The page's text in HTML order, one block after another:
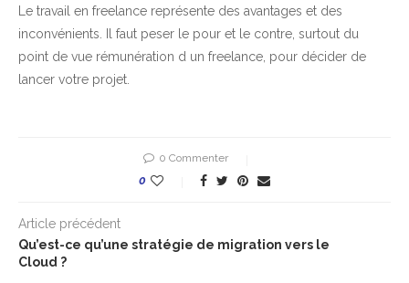
Le travail en freelance représente des avantages et des
inconvénients. Il faut peser le pour et le contre, surtout du
point de vue rémunération d un freelance, pour décider de
lancer votre projet.
0 Commenter
0
Article précédent
Qu’est-ce qu’une stratégie de migration vers le
Cloud ?